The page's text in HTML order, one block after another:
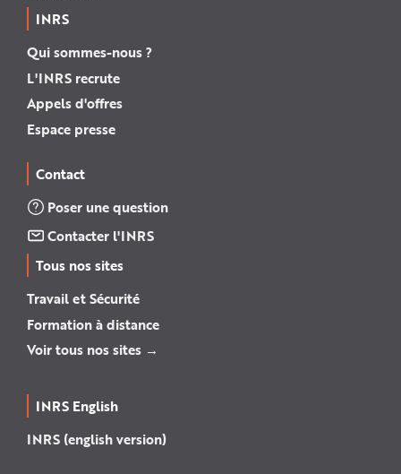
INRS
Qui sommes-nous ?
L'INRS recrute
Appels d'offres
Espace presse
Contact
Poser une question
Contacter l'INRS
Tous nos sites
Travail et Sécurité
Formation à distance
Voir tous nos sites →
INRS English
INRS (english version)